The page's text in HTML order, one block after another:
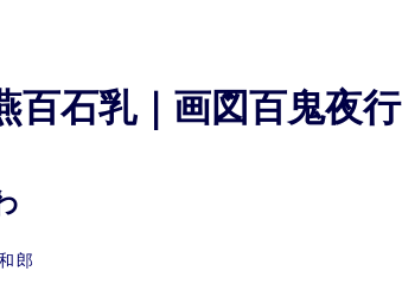
百石乳｜画図百鬼夜行
郎